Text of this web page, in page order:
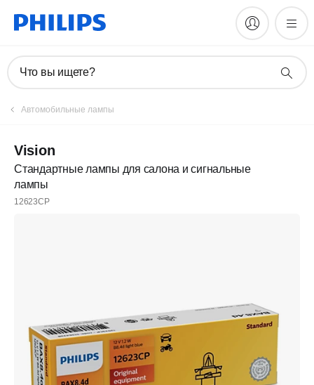
Что вы ищете?
Автомобильные лампы
Vision
Стандартные лампы для салона и сигнальные
лампы
12623CP